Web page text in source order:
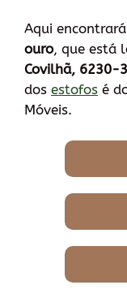
Aqui
ouro, que está
Covilhã, 6230-
dos estofos é
Móveis.